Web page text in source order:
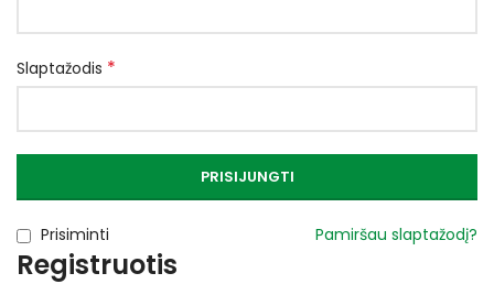
Slaptažodis *
PRISIJUNGTI
Pamiršau slaptažodį?
Prisiminti
Registruotis